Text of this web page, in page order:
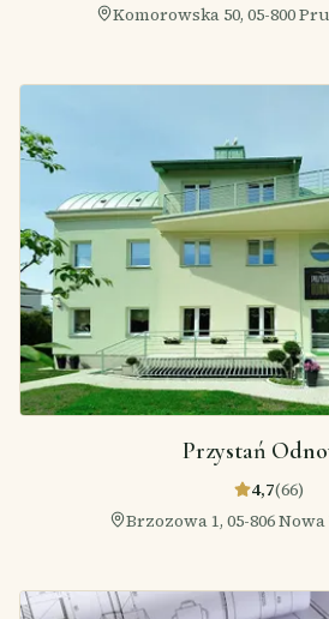
Komorowska 50, 05-800
Przystań
4,7(66)
Brzozowa 1, 05-806